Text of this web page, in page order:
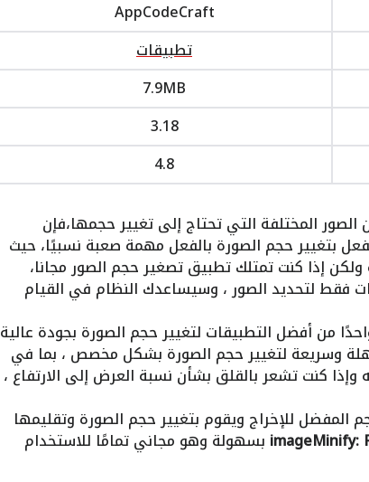
AppCodeCraft
تطبيقات
7.9MB
3.18
4.8
المختلفة التي تحتاج إلى تغيير حجمها،فإن
بتغيير حجم الصورة بالفعل مهمة صعبة نسبيًا، حيث
إذا كنت تمتلك تطبيق تصغير حجم الصور مجانا،
لتحديد الصور ، وسيساعدك النظام في القيام
من أفضل التطبيقات لتغيير حجم الصورة بجودة عالية
وسريعة لتغيير حجم الصورة بشكل مخصص ، بما في
كنت تشعر بالقلق بشأن نسبة العرض إلى الارتفاع ،
المفضل للإخراج ويقوم بتغيير حجم الصورة وتقليمها
imageMinify: بسهولة وهو مجاني تمامًا للاستخدام